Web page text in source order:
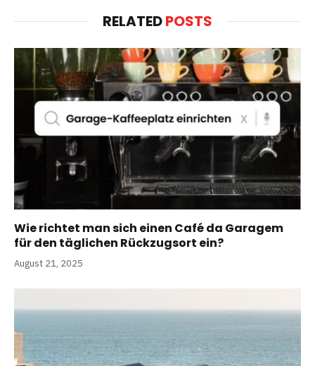
RELATEDPOSTS
Wie richtet man sich einen Café da Garagem
für den täglichen Rückzugsort ein?
August 21, 2025